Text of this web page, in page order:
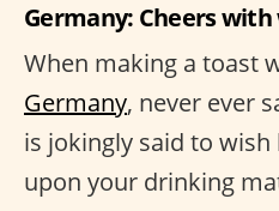
Germany: Cheers
When making a toast
Germany, never ever
is jokingly said to
upon your drinking